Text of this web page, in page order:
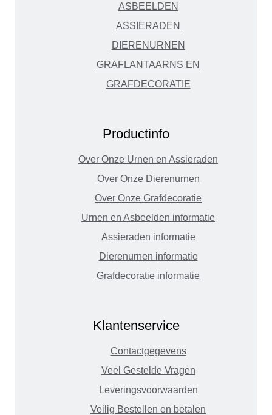
ASBEELDEN
ASSIERADEN
DIERENURNEN
GRAFLANTAARNS EN
GRAFDECORATIE
Productinfo
Over Onze Urnen en Assieraden
Over Onze Dierenurnen
Over Onze Grafdecoratie
Urnen en Asbeelden informatie
Assieraden informatie
Dierenurnen informatie
Grafdecoratie informatie
Klantenservice
Contactgegevens
Veel Gestelde Vragen
Leveringsvoorwaarden
Veilig Bestellen en betalen